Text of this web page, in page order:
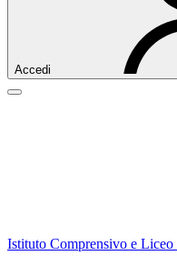
Accedi
Istituto Comprensivo e